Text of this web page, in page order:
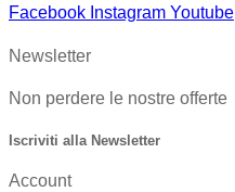
Facebook Instagram Youtube
Newsletter
Non perdere le nostre offerte
Iscriviti alla Newsletter
Account